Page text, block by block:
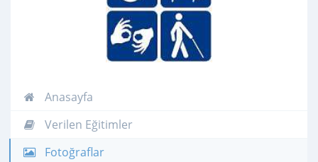
Anasayfa
Verilen Eğitimler
Fotoğraflar